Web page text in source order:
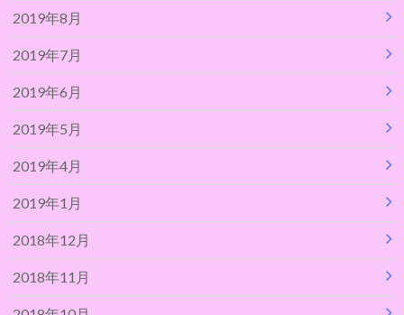
2019年8月
2019年7月
2019年6月
2019年5月
2019年4月
2019年1月
2018年12月
2018年11月